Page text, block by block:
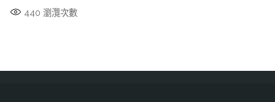
440 瀏灠次數